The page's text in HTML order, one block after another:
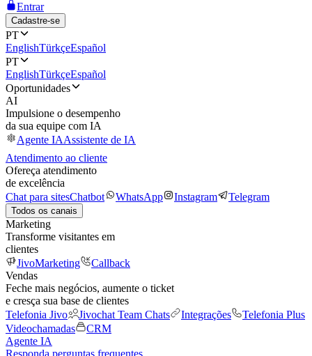
Entrar
Cadastre-se
PT
EnglishTürkçeEspañol
PT
EnglishTürkçeEspañol
Oportunidades
AI
Impulsione o desempenho
da sua equipe com IA
Agente IAAssistente de IA
Atendimento ao cliente
Ofereça atendimento
de excelência
Chat para sitesChatbot WhatsApp Instagram Telegram
Todos os canais
Marketing
Transforme visitantes em
clientes
JivoMarketing
Callback
Vendas
Feche mais negócios, aumente o ticket
e cresça sua base de clientes
Telefonia Jivo
Jivochat Team Chats Integrações
Telefonia Plus
Videochamadas
CRM
Agente IA
Responda perguntas frequentes